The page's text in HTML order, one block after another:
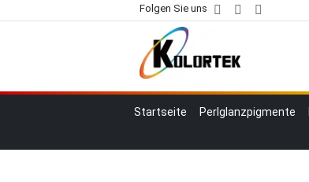
Folgen Sie uns
Startseite Perlglanzpigmente